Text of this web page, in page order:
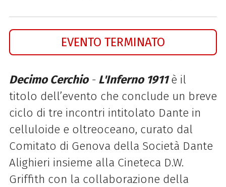
EVENTO TERMINATO
Decimo Cerchio - L'Inferno 1911è il
titolo dell’evento che conclude un breve
ciclo di tre incontri intitolato Dante in
celluloide e oltreoceano, curato dal
Comitato di Genova della Società Dante
Alighieri insieme alla Cineteca D.W.
Griffith con la collaborazione della